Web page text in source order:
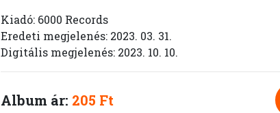
Kiadó: 6000 Records
Eredeti megjelenés: 2023. 03. 31.
Digitális megjelenés: 2023. 10. 10.
Album ár: 205 Ft